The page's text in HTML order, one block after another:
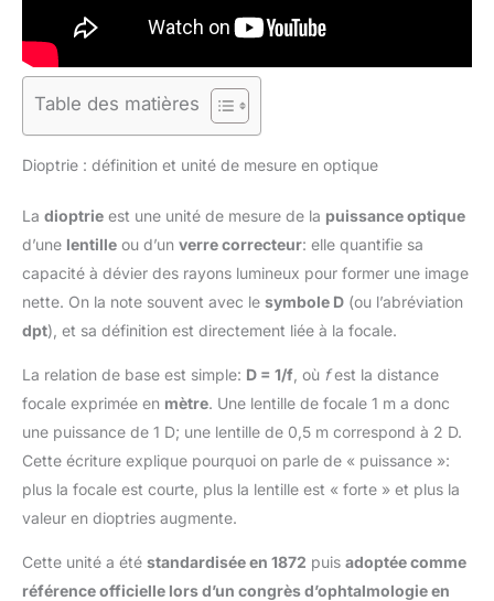
Table des matières
Dioptrie : définition et unité de mesure en optique
La dioptrie est une unité de mesure de la puissance optique
d’une lentille ou d’un verre correcteur: elle quantifie sa
capacité à dévier des rayons lumineux pour former une image
nette. On la note souvent avec le symbole D (ou l’abréviation
dpt), et sa définition est directement liée à la focale.
La relation de base est simple: D = 1/f , où fest la distance
focale exprimée en mètre. Une lentille de focale 1 m a donc
une puissance de 1 D; une lentille de 0,5 m correspond à 2 D.
Cette écriture explique pourquoi on parle de « puissance »:
plus la focale est courte, plus la lentille est « forte » et plus la
valeur en dioptries augmente.
Cette unité a été standardisée en 1872 puis adoptée comme
référence officielle lors d’un congrès d’ophtalmologie en